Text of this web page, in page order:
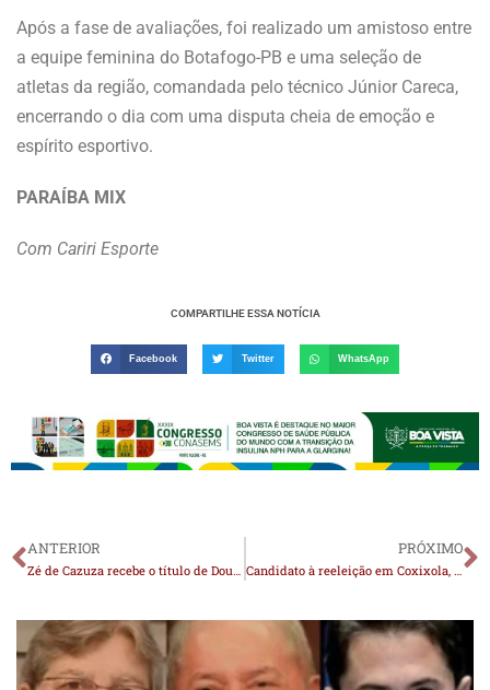
Após a fase de avaliações, foi realizado um amistoso entre
a equipe feminina do Botafogo-PB e uma seleção de
atletas da região, comandada pelo técnico Júnior Careca,
encerrando o dia com uma disputa cheia de emoção e
espírito esportivo.
PARAÍBA MIX
Com Cariri Esporte
COMPARTILHE ESSA NOTÍCIA
Facebook Twitter WhatsApp
ANTERIOR
Zé de Cazuza recebe o título de Doutor Honoris Causa, da Universidade Federal da Paraíba
PRÓXIMO
Candidato à reeleição em Coxixola, Nelsinho promete implantar Programa de Habilitação Social